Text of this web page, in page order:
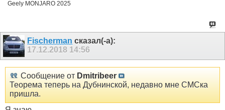
Geely MONJARO 2025
Fischerman сказал(-а):
17.12.2018 14:56
Сообщение от Dmitribeer
Теорема теперь на Дубнинской, недавно мне СМСка
пришла.